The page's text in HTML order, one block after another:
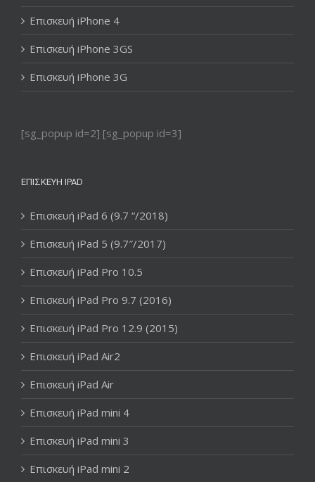
Επισκευή iPhone 4
Επισκευή iPhone 3GS
Επισκευή iPhone 3G
[sg_popup id=2] [sg_popup id=3]
ΕΠΙΣΚΕΥΉ IPAD
Επισκευή iPad 6 (9.7 “/2018)
Επισκευή iPad 5 (9.7″/2017)
Επισκευή iPad Pro 10.5
Επισκευή iPad Pro 9.7 (2016)
Επισκευή iPad Pro 12.9 (2015)
Επισκευή iPad Air2
Επισκευή iPad Air
Επισκευή iPad mini 4
Επισκευή iPad mini 3
Επισκευή iPad mini 2